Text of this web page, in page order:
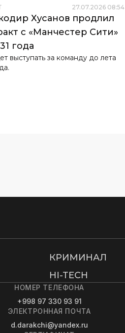
года
выступать за команду до лета
КРИМИНАЛ
HI-TECH
НОМЕР ТЕЛЕФОНА
+998 97 330 93 91
ЭЛЕКТРОННАЯ ПОЧТА
d.darakchi@yandex.ru